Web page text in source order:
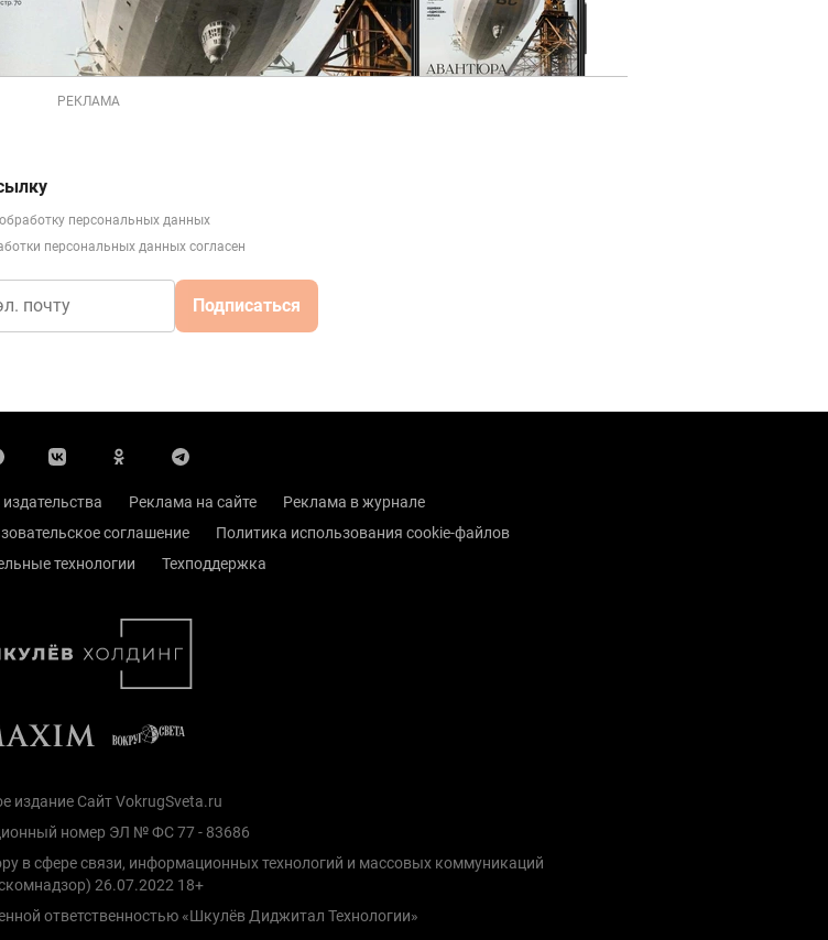
РЕКЛАМА
персональных данных
персональных данных согласен
Подписаться
Реклама на сайте
Реклама в журнале
соглашение
Политика использования cookie-файлов
технологии
Техподдержка
издание Сайт VokrugSveta.ru
номер ЭЛ № ФС 77 - 83686
в сфере связи, информационных технологий и массовых коммуникаций
26.07.2022 18+
ответственностью «Шкулёв Диджитал Технологии»